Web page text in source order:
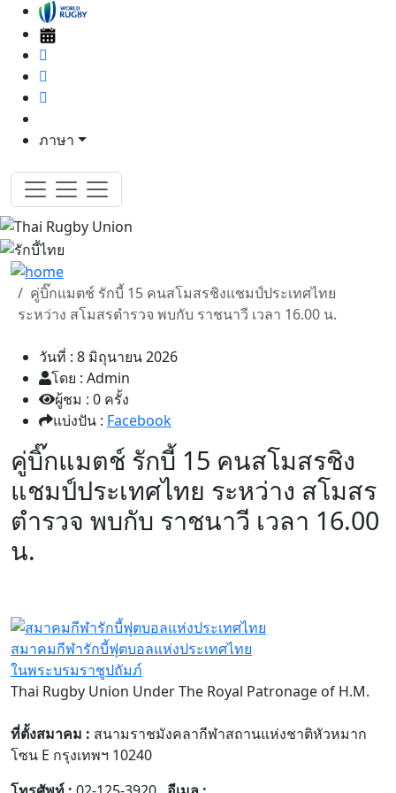
ภาษา
คู่บิ๊กแมตช์ รักบี้ 15 คนสโมสรชิงแชมป์ประเทศไทย
ระหว่าง สโมสรตำรวจ พบกับ ราชนาวี เวลา 16.00 น.
วันที่ : 8 มิถุนายน 2026
โดย : Admin
ผู้ชม : 0 ครั้ง
แบ่งปัน : Facebook
คู่บิ๊กแมตช์ รักบี้ 15 คนสโมสรชิง
แชมป์ประเทศไทย ระหว่าง สโมสร
ตำรวจ พบกับ ราชนาวี เวลา 16.00
น.
สมาคมกีฬารักบี้ฟุตบอลแห่งประเทศไทย
ในพระบรมราชูปถัมภ์
Thai Rugby Union Under The Royal Patronage of H.M.
ที่ตั้งสมาคม : สนามราชมังคลากีฬาสถานแห่งชาติหัวหมาก
โซน E กรุงเทพฯ 10240